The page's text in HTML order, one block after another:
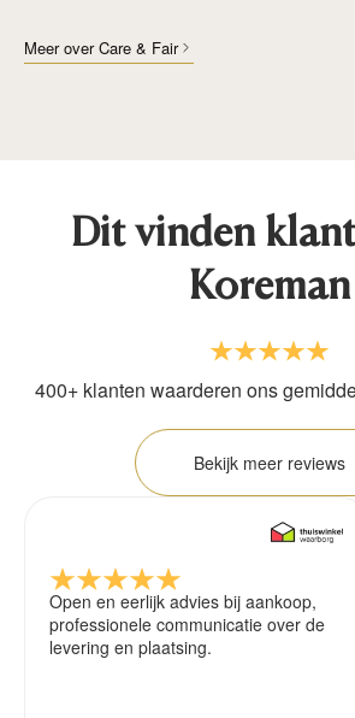
Meer over Care & Fair
Dit vinden
Koreman
400+ klanten waarderen ons
Bekijk meer reviews
Open en eerlijk advies bij aankoop,
professionele communicatie over de
levering en plaatsing.